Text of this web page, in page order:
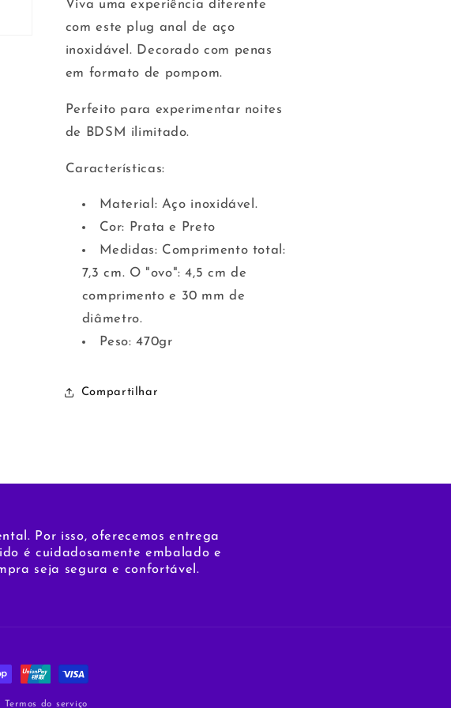
penas
pretas
73
penas
pretas
73
Viva uma experiência diferente
com este plug anal de aço
inoxidável. Decorado com penas
em formato de pompom.
Perfeito para experimentar noites
de BDSM ilimitado.
Características:
Material: Aço inoxidável.
Cor: Prata e Preto
Medidas: Comprimento total:
7,3 cm. O "ovo": 4,5 cm de
comprimento e 30 mm de
diâmetro.
Peso: 470gr
Compartilhar
Por isso, oferecemos entrega
é cuidadosamente embalado e
seja segura e confortável.
Termos do serviço